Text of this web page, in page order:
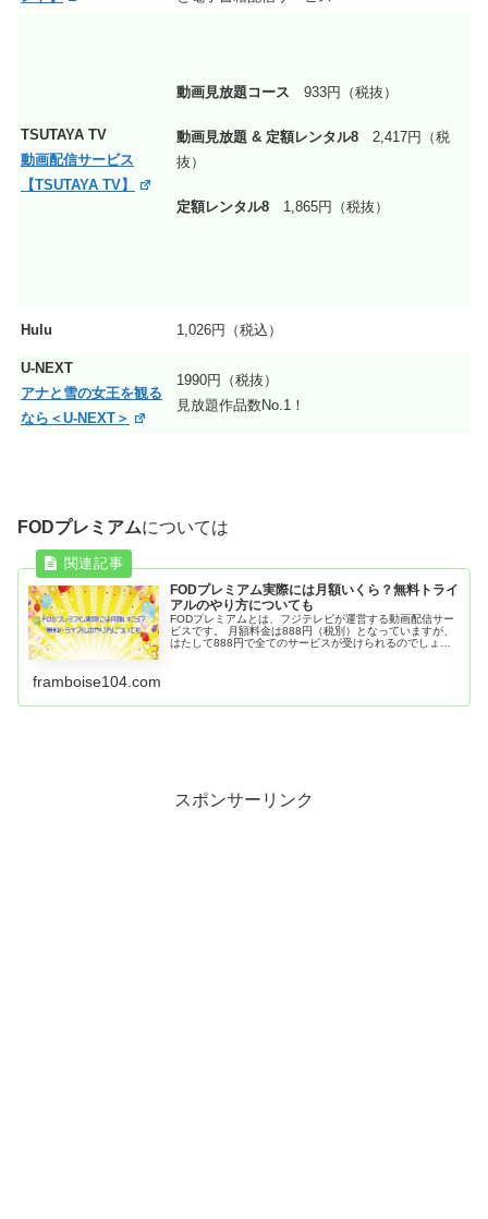
TSUTAYA TV
動画配信サービス
【TSUTAYA TV】
動画見放題コース 933円（税抜）
動画見放題 & 定額レンタル8 2,417円（税
抜）
定額レンタル8 1,865円 （税抜）
Hulu 1,026円（税込）
U-NEXT
アナと雪の女王を観る
なら＜U-NEXT＞
1990円（税抜）
見放題作品数No.1！
FODプレミアムについては
FODプレミアム実際には月額いくら？無料トライ
アルのやり方についても
FODプレミアムとは、フジテレビが運営する動画配信サー
ビスです。 月額料金は888円（税別）となっていますが、
はたして888円で全てのサービスが受けられるのでしょう
framboise104.com
スポンサーリンク